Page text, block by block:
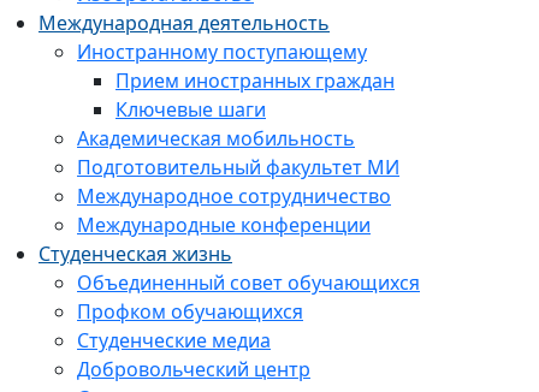
Международная деятельность
Иностранному поступающему
Прием иностранных граждан
Ключевые шаги
Академическая мобильность
Подготовительный факультет МИ
Международное сотрудничество
Международные конференции
Студенческая жизнь
Объединенный совет обучающихся
Профком обучающихся
Студенческие медиа
Добровольческий центр